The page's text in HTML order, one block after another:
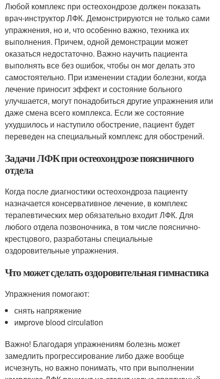
Любой комплекс при остеохондрозе должен показать
врач-инструктор ЛФК. Демонстрируются не только сами
упражнения, но и, что особенно важно, техника их
выполнения. Причем, одной демонстрации может
оказаться недостаточно. Важно научить пациента
выполнять все без ошибок, чтобы он мог делать это
самостоятельно. При изменении стадии болезни, когда
лечение приносит эффект и состояние больного
улучшается, могут понадобиться другие упражнения или
даже смена всего комплекса. Если же состояние
ухудшилось и наступило обострение, пациент будет
переведен на специальный комплекс для обострений.
Задачи ЛФК при остеохондрозе поясничного
отдела
Когда после диагностики остеохондроза пациенту
назначается консервативное лечение, в комплекс
терапевтических мер обязательно входит ЛФК. Для
любого отдела позвоночника, в том числе пояснично-
крестцового, разработаны специальные
оздоровительные упражнения.
Что может сделать оздоровительная гимнастика
Упражнения помогают:
снять напряжение
имprove blood circulation
Важно! Благодаря упражнениям болезнь может
замедлить прогрессирование либо даже вообще
исчезнуть, но важно понимать, что при выполнении